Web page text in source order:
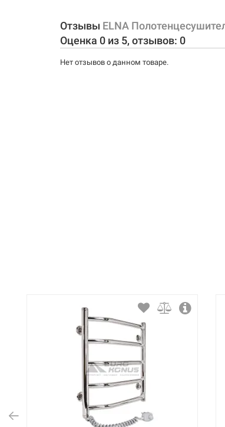
Высота:
Отзывы ELNA
Оценка 0 из 5, отзывов: 0
Нет отзывов о данном товаре.